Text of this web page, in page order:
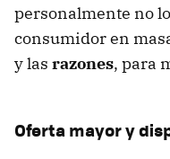
personalmente no
consumidor en
y las razones, para
Oferta mayor y